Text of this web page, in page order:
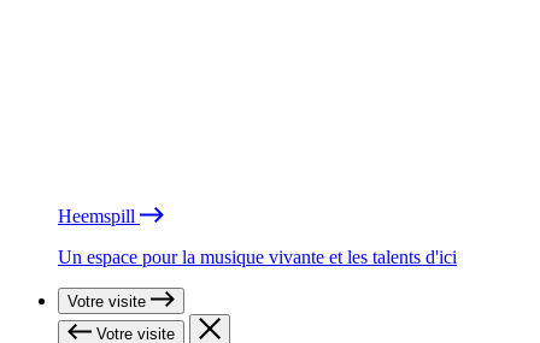
Heemspill
Un espace pour la musique vivante et les talents d'ici
Votre visite
Votre visite